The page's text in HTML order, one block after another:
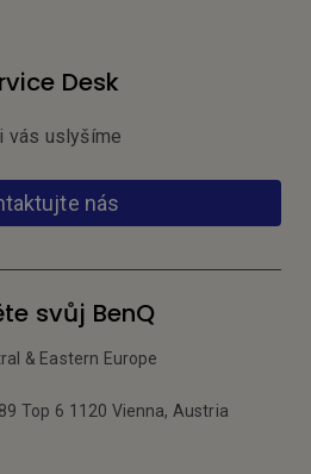
Desk
vás uslyšíme
nás
svůj BenQ
& Eastern Europe
Top 6 1120 Vienna, Austria